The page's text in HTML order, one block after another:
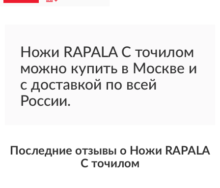
Ножи RAPALA С точилом
можно купить в Москве и
с доставкой по всей
России.
Последние отзывы о Ножи RAPALA
С точилом